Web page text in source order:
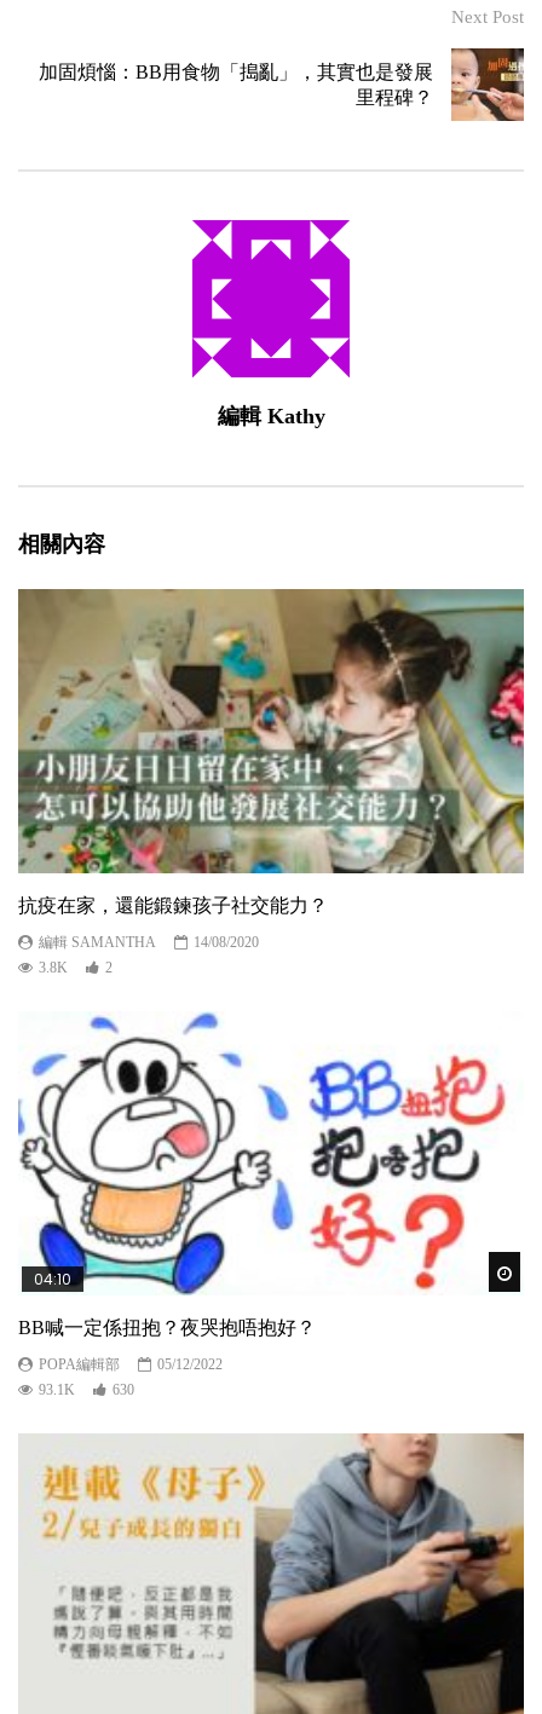
Next Post
加固煩惱：BB用食物「搗亂」，其實也是發展
里程碑？
編輯 Kathy
相關內容
抗疫在家，還能鍛鍊孩子社交能力？
編輯 SAMANTHA
14/08/2020
3.8K
2
04:10
BB喊一定係扭抱？夜哭抱唔抱好？
POPA編輯部
05/12/2022
93.1K
630